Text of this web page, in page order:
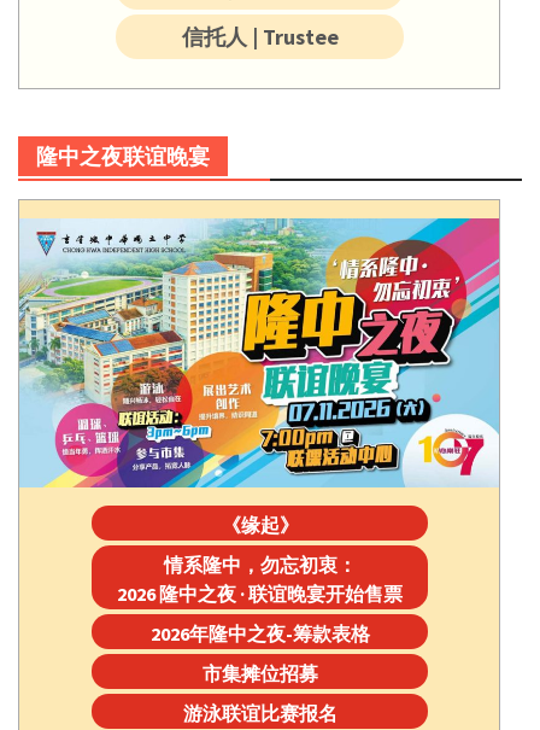
信托人 | Trustee
隆中之夜联谊晚宴
《缘起》
情系隆中，勿忘初衷：
2026 隆中之夜 · 联谊晚宴开始售票
2026年隆中之夜-筹款表格
市集摊位招募
游泳联谊比赛报名